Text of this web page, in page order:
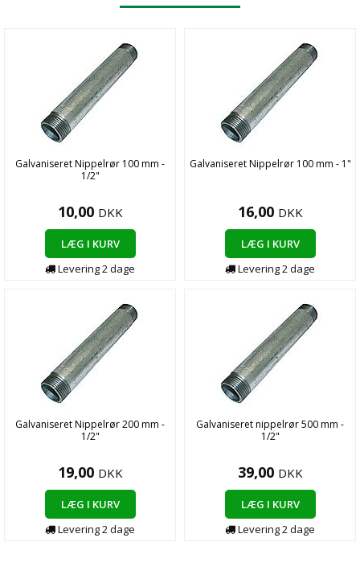
Galvaniseret Nippelrør 100 mm -
1/2"
10,00 DKK
LÆG I KURV
Levering 2 dage
Galvaniseret Nippelrør 100 mm - 1"
16,00 DKK
LÆG I KURV
Levering 2 dage
Galvaniseret Nippelrør 200 mm -
1/2"
19,00 DKK
LÆG I KURV
Levering 2 dage
Galvaniseret nippelrør 500 mm -
1/2"
39,00 DKK
LÆG I KURV
Levering 2 dage